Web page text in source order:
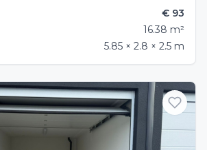
€ 93
16.38 m²
5.85 × 2.8 × 2.5 m